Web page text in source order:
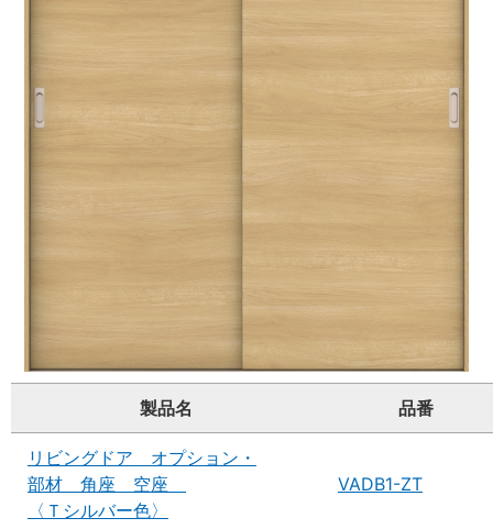
製品名 品番
リビングドア オプション・
部材 角座 空座
〈Ｔシルバー色〉
VADB1-ZT